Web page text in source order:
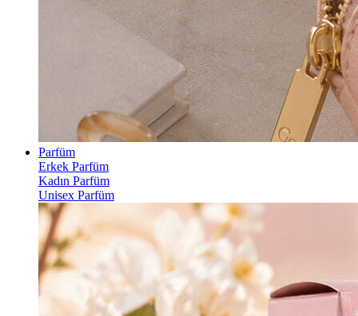
Parfüm
Erkek Parfüm
Kadın Parfüm
Unisex Parfüm